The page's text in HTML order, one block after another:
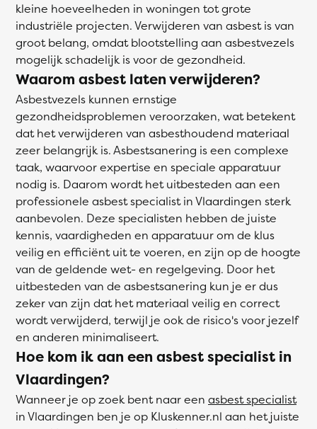
kleine hoeveelheden in woningen tot grote
industriële projecten. Verwijderen van asbest is van
groot belang, omdat blootstelling aan asbestvezels
mogelijk schadelijk is voor de gezondheid.
Waarom asbest laten verwijderen?
Asbestvezels kunnen ernstige
gezondheidsproblemen veroorzaken, wat betekent
dat het verwijderen van asbesthoudend materiaal
zeer belangrijk is. Asbestsanering is een complexe
taak, waarvoor expertise en speciale apparatuur
nodig is. Daarom wordt het uitbesteden aan een
professionele asbest specialist in Vlaardingen sterk
aanbevolen. Deze specialisten hebben de juiste
kennis, vaardigheden en apparatuur om de klus
veilig en efficiënt uit te voeren, en zijn op de hoogte
van de geldende wet- en regelgeving. Door het
uitbesteden van de asbestsanering kun je er dus
zeker van zijn dat het materiaal veilig en correct
wordt verwijderd, terwijl je ook de risico's voor jezelf
en anderen minimaliseert.
Hoe kom ik aan een asbest specialist in
Vlaardingen?
Wanneer je op zoek bent naar een asbest specialist
in Vlaardingen ben je op Kluskenner.nl aan het juiste